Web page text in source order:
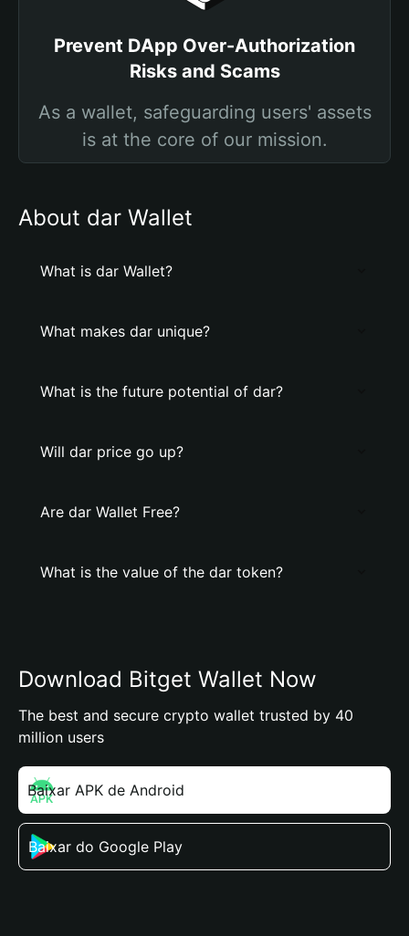
Prevent DApp Over-Authorization
Risks and Scams
As a wallet, safeguarding users' assets
is at the core of our mission.
About dar Wallet
What is dar Wallet?
What makes dar unique?
What is the future potential of dar?
Will dar price go up?
Are dar Wallet Free?
What is the value of the dar token?
Download Bitget Wallet Now
The best and secure crypto wallet trusted by 40
million users
Baixar APK de Android
Baixar do Google Play